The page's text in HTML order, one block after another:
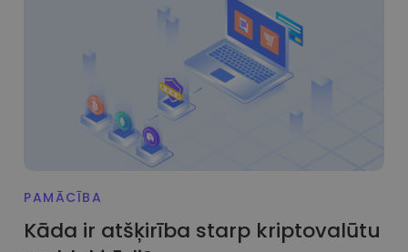
PAMĀCĪBA
Kāda ir atšķirība starp kriptovalūtu